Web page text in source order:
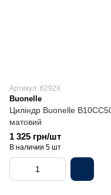
Артикул: 62924
Buonelle
Циліндр Buonellе
матовий
1 325 грн/шт
В наличии 5 шт